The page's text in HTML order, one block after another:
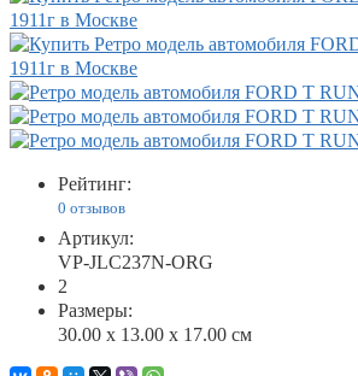
Рейтинг:
0 отзывов
Артикул:
VP-JLC237N-ORG
2
Размеры:
30.00 x 13.00 x 17.00 см